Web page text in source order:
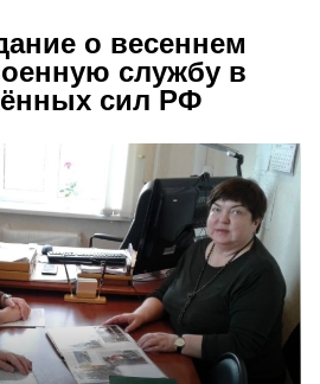
о весеннем
службу в
сил РФ